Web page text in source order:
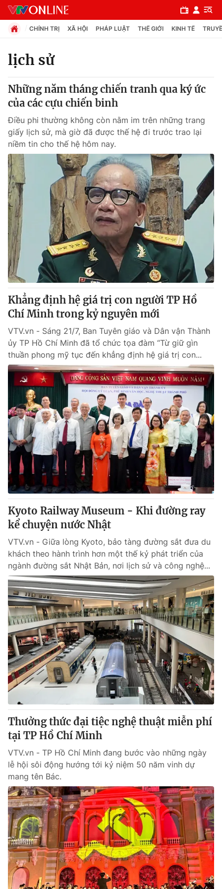
Chuyên mục
Chính trị
Xã hội
Pháp luật
Y tế
Thế giới
Tin tức
Thế giới đó đây
Câu chuyện quốc tế
Kinh tế
Tài chính
Thị trường
Góc doanh nghiệp
Dữ liệu và đời sống
Truyền hình
Hậu trường
Nhân vật
Khán giả
Giải sao mai
Giải trí
Điện ảnh
Âm nhạc
Sao
Đời sống
Du lịch
Làm đẹp
Chất lượng cuộc sống
Giáo dục
Tuyển sinh
Học trực tuyến
Công nghệ
Hitech Công nghệ tương lai
Sản phẩm
Thị trường
Tư vấn
Giao lưu trực tuyến
Lịch phát sóng
Chuyên mục khác
Emagazine Podcast
Photo Infographic
Video Shorts video
VTV Money VTV Thể thao
VTV Sức khoẻ Bất động sản
Thị trường 24h Tấm lòng Việt
VTV4 Vươn mình bằng AI
VTV9 VTV8
Liên hệ tòa soạn English
THỜI BÁO VTV
Theo dõi báo trên
Cơ quan chủ quản:Đài Truyền hình Việt Nam
Cơ quan báo chí:Thời báo VTV
CHÍNH TRỊ XÃ HỘI PHÁP LUẬT THẾ GIỚI KINH TẾ
lịch sử
Những năm tháng chiến tranh qua ký ức
của các cựu chiến binh
Điều phi thường không còn nằm im trên những trang
giấy lịch sử, mà giờ đã được thế hệ đi trước trao lại
niềm tin cho thế hệ hôm nay.
Khẳng định hệ giá trị con người TP Hồ
Chí Minh trong kỷ nguyên mới
VTV.vn - Sáng 21/7, Ban Tuyên giáo và Dân vận Thành
ủy TP Hồ Chí Minh đã tổ chức tọa đàm “Từ giữ gìn
thuần phong mỹ tục đến khẳng định hệ giá trị con...
Kyoto Railway Museum - Khi đường ray
kể chuyện nước Nhật
VTV.vn - Giữa lòng Kyoto, bảo tàng đường sắt đưa du
khách theo hành trình hơn một thế kỷ phát triển của
ngành đường sắt Nhật Bản, nơi lịch sử và công nghệ...
Thưởng thức đại tiệc nghệ thuật miễn phí
tại TP Hồ Chí Minh
VTV.vn - TP Hồ Chí Minh đang bước vào những ngày
lễ hội sôi động hướng tới kỷ niệm 50 năm vinh dự
mang tên Bác.